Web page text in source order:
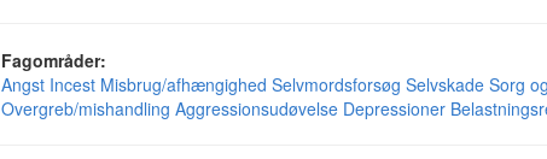
Fagområder:
Angst Incest Misbrug/afhængighed Selvmordsforsøg Selvskade Sorg
Overgreb/mishandling Aggressionsudøvelse Depressioner